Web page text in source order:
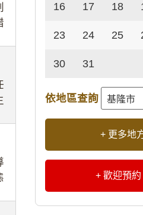
16 17 18
23 24 25
30 31
依地區查詢
+ 更多地
+ 歡迎預約